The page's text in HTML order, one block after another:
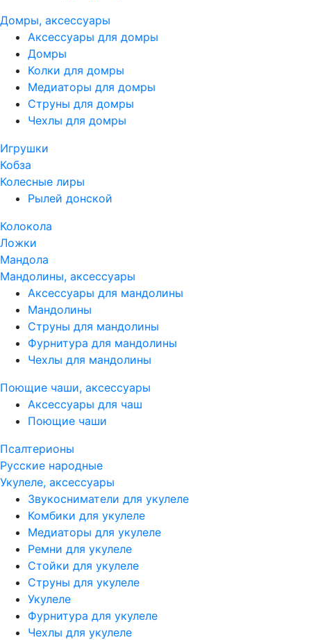
Домры, аксессуары
Аксессуары для домры
Домры
Колки для домры
Медиаторы для домры
Струны для домры
Чехлы для домры
Игрушки
Кобза
Колесные лиры
Рылей донской
Колокола
Ложки
Мандола
Мандолины, аксессуары
Аксессуары для мандолины
Мандолины
Струны для мандолины
Фурнитура для мандолины
Чехлы для мандолины
Поющие чаши, аксессуары
Аксессуары для чаш
Поющие чаши
Псалтерионы
Русские народные
Укулеле, аксессуары
Звукосниматели для укулеле
Комбики для укулеле
Медиаторы для укулеле
Ремни для укулеле
Стойки для укулеле
Струны для укулеле
Укулеле
Фурнитура для укулеле
Чехлы для укулеле